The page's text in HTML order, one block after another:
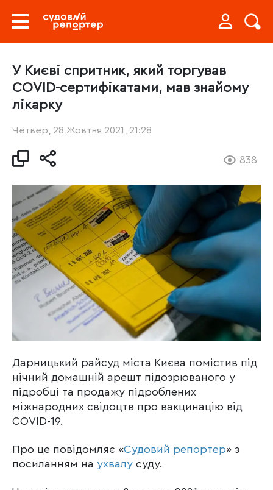
У Києві спритник, який торгував
COVID-сертифікатами, мав знайому
лікарку
Четвер, 28 Жовтня 2021, 21:28
838
Дарницький райсуд міста Києва помістив під
нічний домашній арешт підозрюваного у
підробці та продажу підроблених
міжнародних свідоцтв про вакцинацію від
COVID-19.
Про це повідомляє «Судовий репортер» з
посиланням на ухвалу суду.